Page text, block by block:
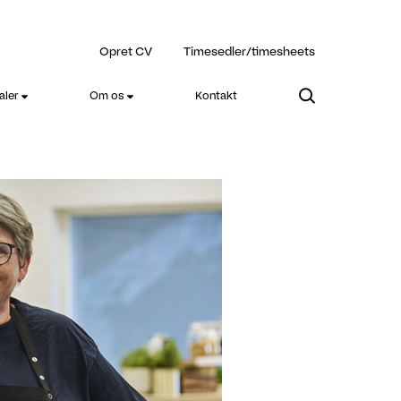
Opret CV Timesedler/timesheets
Om os Kontakt